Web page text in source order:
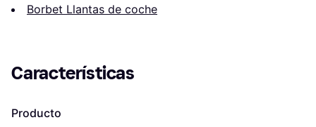
Borbet Llantas de coche
Características
Producto